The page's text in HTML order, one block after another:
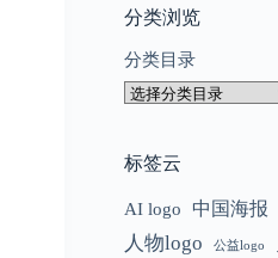
分类浏览
分类目录
标签云
AI logo 中国海报
人物logo 公益logo